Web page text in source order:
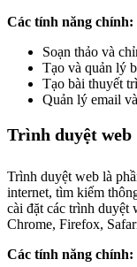
Các tính năng chính:
Soạn thảo và
Tạo và quản lý
Tạo bài thuyết
Quản lý email
Trình duyệt web
Trình duyệt web là
internet, tìm kiếm
cài đặt các trình duyệt
Chrome, Firefox,
Các tính năng chính: